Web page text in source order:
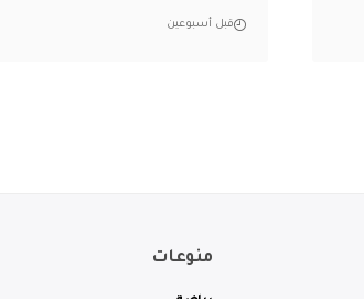
قبل أسبوعين
منوعات